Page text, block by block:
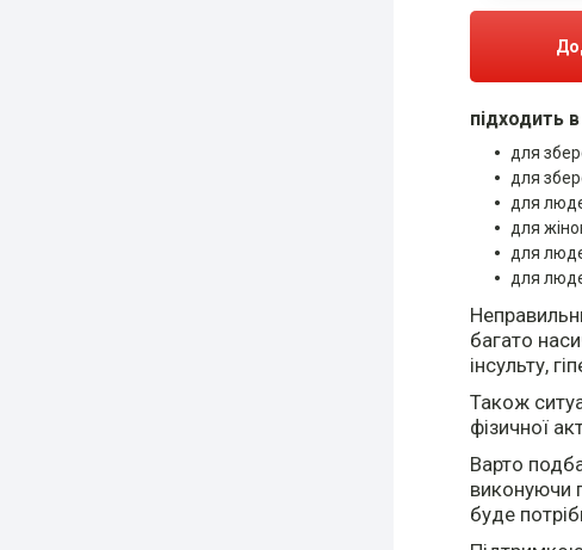
підходить
для
для
для
для
для
для
багато
інсульту,
Також
фізичної
Варто
виконуючи
буде